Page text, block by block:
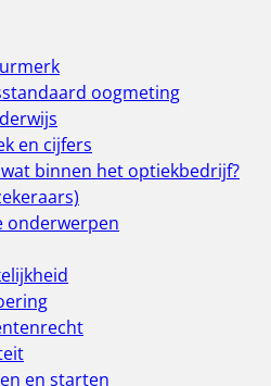
oogmeting
en cijfers
binnen het optiekbedrijf?
onderwerpen
en starten